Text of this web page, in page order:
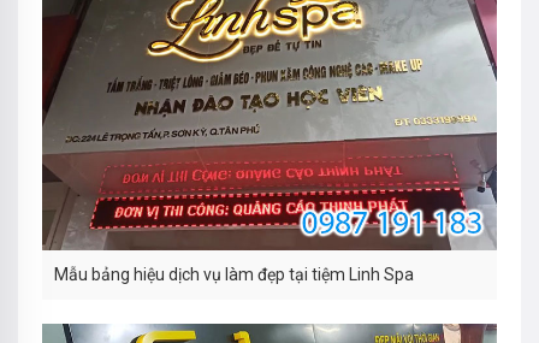
Mẫu bảng hiệu dịch vụ làm đẹp tại tiệm Linh Spa